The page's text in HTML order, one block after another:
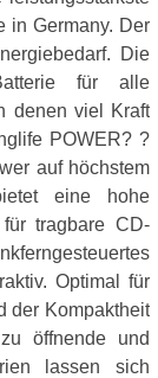
in Germany. Der
Die
für alle
denen viel Kraft
POWER? ?
auf höchstem
eine hohe
tragbare CD-
Optimal für
der Kompaktheit
öffnende und
lassen sich